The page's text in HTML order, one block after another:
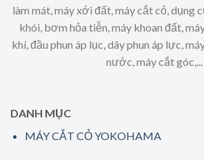
làm mát, máy xới đất, máy cắt cỏ, dụng
khói, bơm hỏa tiễn, máy khoan đất,
khí, đầu phun áp lục, dây phun áp lực,
nước, máy cắt góc,...
DANH MỤC
MÁY CẮT CỎ YOKOHAMA